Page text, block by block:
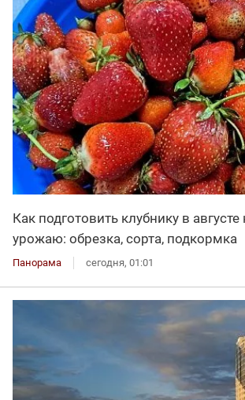
Как подготовить клубнику в
урожаю: обрезка, сорта, подкормка
Панорама сегодня, 01:01